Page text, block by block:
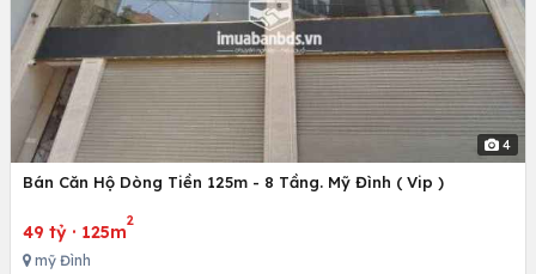
4
Bán Căn Hộ Dòng Tiền 125m - 8 Tầng. Mỹ Đình ( Vip )
49 tỷ · 125m
2
mỹ Đình